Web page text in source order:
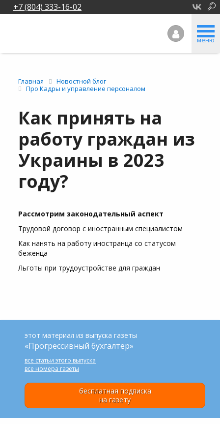
+7 (804) 333-16-02
меню
Главная
Новостной блог
Про Кадры и управление персоналом
Как принять на
работу граждан из
Украины в 2023
году?
Рассмотрим законодательный аспект
Трудовой договор с иностранным специалистом
Как нанять на работу иностранца со статусом
беженца
Льготы при трудоустройстве для граждан
этот материал из выпуска газеты
«Прогрессивный бухгалтер»
все статьи этого выпуска
все номера газеты
бесплатная подписка
на газету